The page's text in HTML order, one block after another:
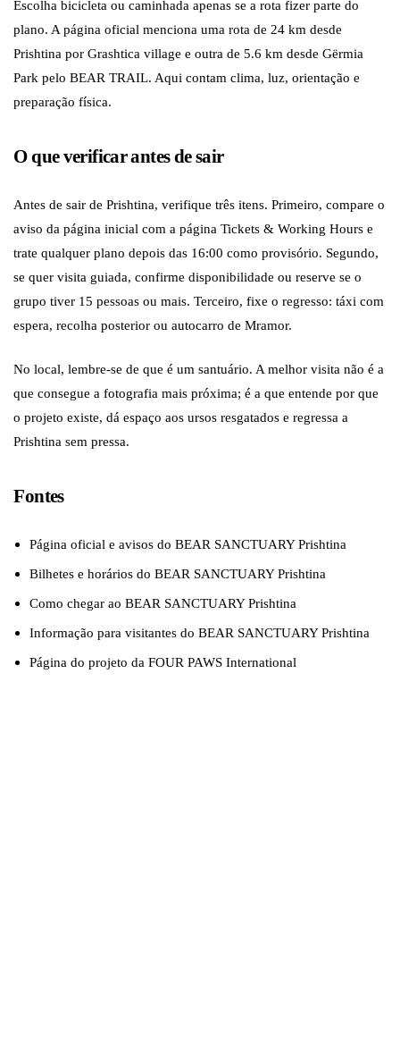
Escolha bicicleta ou caminhada apenas se a rota fizer parte do
plano. A página oficial menciona uma rota de 24 km desde
Prishtina por Grashtica village e outra de 5.6 km desde Gërmia
Park pelo BEAR TRAIL. Aqui contam clima, luz, orientação e
preparação física.
O que verificar antes de sair
Antes de sair de Prishtina, verifique três itens. Primeiro, compare o
aviso da página inicial com a página Tickets & Working Hours e
trate qualquer plano depois das 16:00 como provisório. Segundo,
se quer visita guiada, confirme disponibilidade ou reserve se o
grupo tiver 15 pessoas ou mais. Terceiro, fixe o regresso: táxi com
espera, recolha posterior ou autocarro de Mramor.
No local, lembre-se de que é um santuário. A melhor visita não é a
que consegue a fotografia mais próxima; é a que entende por que
o projeto existe, dá espaço aos ursos resgatados e regressa a
Prishtina sem pressa.
Fontes
Página oficial e avisos do BEAR SANCTUARY Prishtina
Bilhetes e horários do BEAR SANCTUARY Prishtina
Como chegar ao BEAR SANCTUARY Prishtina
Informação para visitantes do BEAR SANCTUARY Prishtina
Página do projeto da FOUR PAWS International